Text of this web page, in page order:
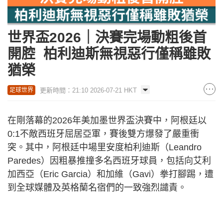
世界盃2026｜決賽完場動粗後首
開腔 柏利迪斯無視惡行僅稱雖敗
猶榮
足球世界 更新時間：21:10 2026-07-21 HKT
在剛落幕的2026年美加墨世界盃決賽中，阿根廷以
0:1不敵西班牙屈居亞軍，賽後雙方爆發了嚴重衝
突。其中，阿根廷中場里安度柏利迪斯（Leandro
Paredes）因粗暴推撞多名西班牙球員，包括向艾利
加西亞（Eric Garcia）和加維（Gavi）拳打腳踢，遭
到全球媒體及英格蘭名宿們的一致強烈譴責。